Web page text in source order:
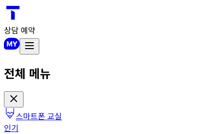
상담 예약
전체 메뉴
스마트폰 교실
인기